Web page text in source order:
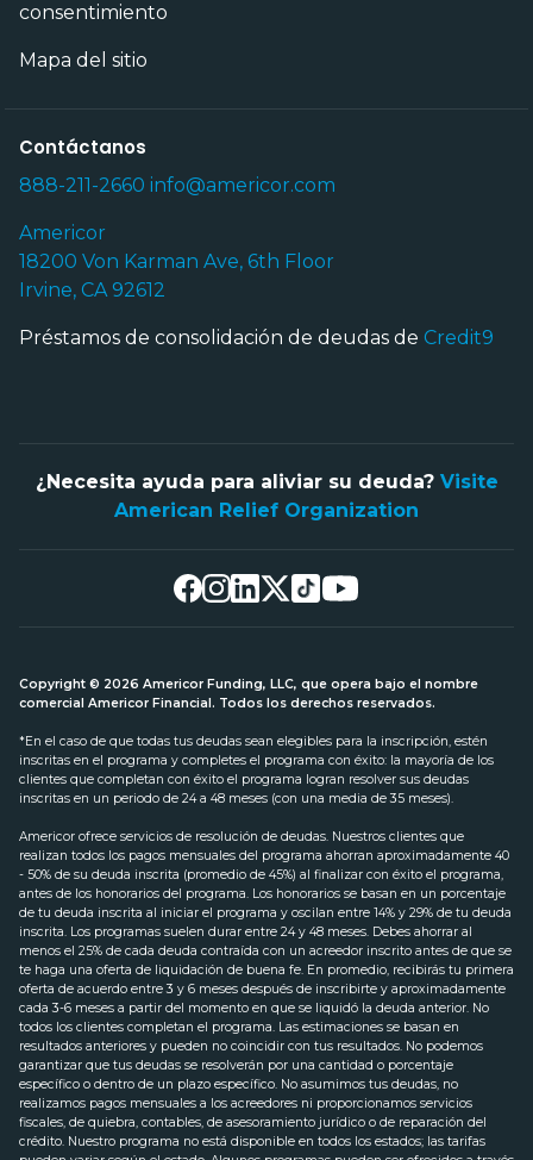
consentimiento
Mapa del sitio
Contáctanos
888-211-2660 info@americor.com
Americor
18200 Von Karman Ave, 6th Floor
Irvine, CA 92612
Préstamos de consolidación de deudas de Credit9
¿Necesita ayuda para aliviar su deuda? Visite
American Relief Organization
Copyright © 2026 Americor Funding, LLC, que opera bajo el nombre
comercial Americor Financial. Todos los derechos reservados.
*En el caso de que todas tus deudas sean elegibles para la inscripción, estén
inscritas en el programa y completes el programa con éxito: la mayoría de los
clientes que completan con éxito el programa logran resolver sus deudas
inscritas en un periodo de 24 a 48 meses (con una media de 35 meses).
Americor ofrece servicios de resolución de deudas. Nuestros clientes que
realizan todos los pagos mensuales del programa ahorran aproximadamente 40
- 50% de su deuda inscrita (promedio de 45%) al finalizar con éxito el programa,
antes de los honorarios del programa. Los honorarios se basan en un porcentaje
de tu deuda inscrita al iniciar el programa y oscilan entre 14% y 29% de tu deuda
inscrita. Los programas suelen durar entre 24 y 48 meses. Debes ahorrar al
menos el 25% de cada deuda contraída con un acreedor inscrito antes de que se
te haga una oferta de liquidación de buena fe. En promedio, recibirás tu primera
oferta de acuerdo entre 3 y 6 meses después de inscribirte y aproximadamente
cada 3-6 meses a partir del momento en que se liquidó la deuda anterior. No
todos los clientes completan el programa. Las estimaciones se basan en
resultados anteriores y pueden no coincidir con tus resultados. No podemos
garantizar que tus deudas se resolverán por una cantidad o porcentaje
específico o dentro de un plazo específico. No asumimos tus deudas, no
realizamos pagos mensuales a los acreedores ni proporcionamos servicios
fiscales, de quiebra, contables, de asesoramiento jurídico o de reparación del
crédito. Nuestro programa no está disponible en todos los estados; las tarifas